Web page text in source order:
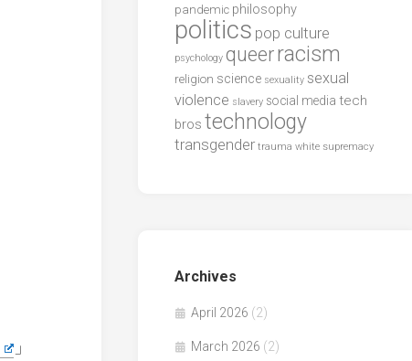
」
pandemic philosophy
politics pop culture
psychology queerracism
religion science sexuality sexual
violence slavery social media tech
bros technology
transgender trauma white supremacy
Archives
April 2026 (2)
March 2026 (2)